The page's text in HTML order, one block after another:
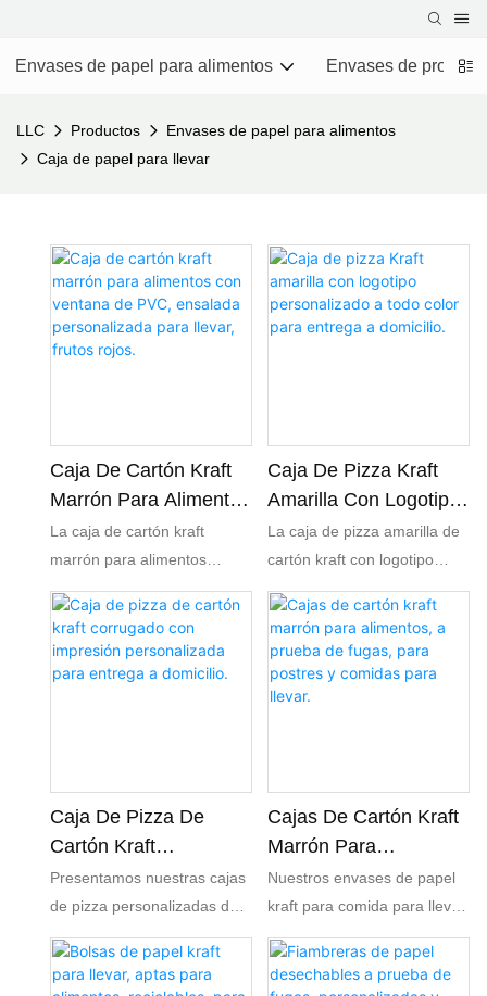
Envases de papel para alimentos Envases de
LLC Productos
Envases de papel para alimentos
Caja de papel para llevar
Caja De Cartón Kraft
Marrón Para Alimentos
Con Ventana De PVC,
Ensalada
Personalizada Para
Llevar, Frutos Rojos.
La caja de cartón kraft
marrón para alimentos
cuenta con una ventana
transparente de PVC, lo que
la convierte en la opción
ideal para ensaladas y
permitiendo a los clientes
exhibir ingredientes frescos y
garantizando un transporte
práctico.
Caja De Pizza Kraft
Amarilla Con Logotipo
Personalizado A Todo
Color Para Entrega A
Domicilio.
La caja de pizza amarilla de
cartón kraft con logotipo
personalizado a todo color
para entrega a domicilio
ofrece una solución de
empaque llamativa y vibrante
para tu pizzería. Fabricada
marca a todo color,
brindando una experiencia
de desempaquetado
agradable para los clientes y
restaurante durante las
entregas.
Caja De Pizza De
Cartón Kraft
Corrugado Con
Impresión
Personalizada Para
Entrega A Domicilio.
Presentamos nuestras cajas
de pizza personalizadas de
cartón Kraft corrugado,
diseñadas para servicios de
comida para llevar y a
Cajas De Cartón Kraft
Marrón Para
Alimentos, A Prueba
De Fugas, Para
Postres Y Comidas
Para Llevar.
Nuestros envases de papel
kraft para comida para llevar
están diseñados para ser
duraderos y sostenibles.
Fabricados con papel kraft